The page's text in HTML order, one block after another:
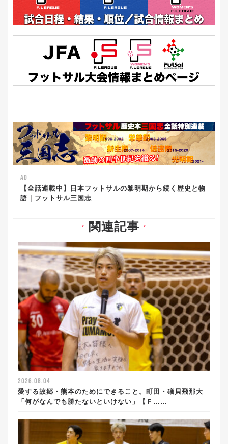
AD
【全話連載中】日本フットサルの黎明期から続く歴史と物
語｜フットサル三国志
▼ 関連記事 ▼
2026.08.04
愛する故郷・熊本のためにできること。町田・礒貝飛那大
「何がなんでも勝たないといけない」【Ｆ……